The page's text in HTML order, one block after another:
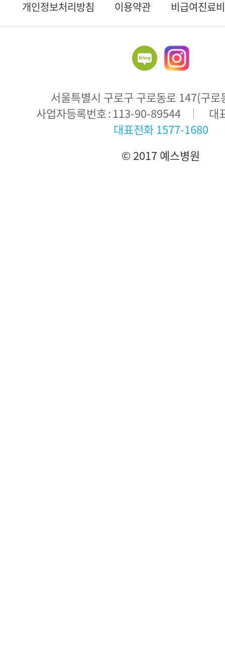
개인정보처리방침 이용약관 비급여진료
주
서울특별시 구로구 구로동로 147(구
사업자등록번호 113-90-89544
대
대표전화 1577-1680
© 2017 예스병원